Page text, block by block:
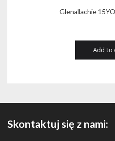
Glenallachie
Add to
Skontaktuj się z nami: